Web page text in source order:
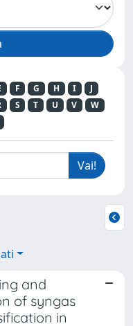
F G H I
J
S T U V
W
and
of syngas
in